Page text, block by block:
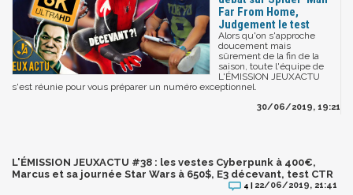
Far From Home,
Judgement le test
Alors qu'on s'approche
doucement mais
sûrement de la fin de la
saison, toute l'équipe de
L'ÉMISSION JEUXACTU
s'est réunie pour vous préparer un numéro exceptionnel.
30/06/2019, 19:21
L'ÉMISSION JEUXACTU #38 : les vestes Cyberpunk à 400€,
Marcus et sa journée Star Wars à 650$, E3 décevant, test CTR
4 | 22/06/2019, 21:41